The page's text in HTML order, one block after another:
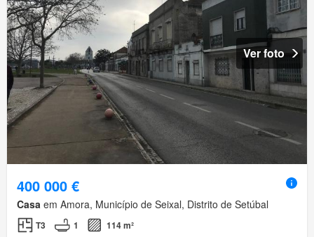
Ver foto
400 000 €
Casa em Amora, Município de Seixal, Distrito de Setúbal
T3 1
114 m²